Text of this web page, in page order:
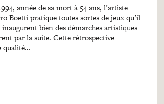
année de sa mort à 54 ans, l’artiste
Boetti pratique toutes sortes de jeux qu’il
bien des démarches artistiques
par la suite. Cette rétrospective
qualité…